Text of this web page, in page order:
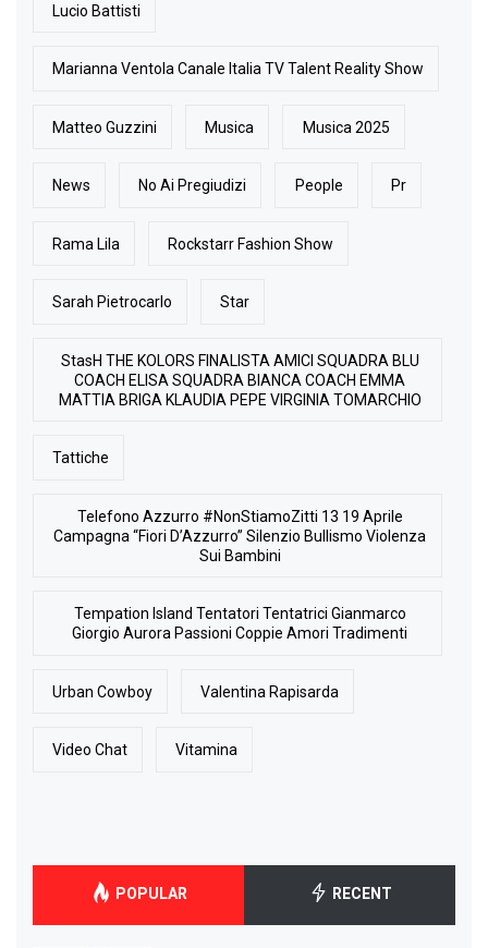
Lucio Battisti
Marianna Ventola Canale Italia TV Talent Reality Show
Matteo Guzzini Musica Musica 2025
News No Ai Pregiudizi People Pr
Rama Lila Rockstarr Fashion Show
Sarah Pietrocarlo Star
StasH THE KOLORS FINALISTA AMICI SQUADRA BLU
COACH ELISA SQUADRA BIANCA COACH EMMA
MATTIA BRIGA KLAUDIA PEPE VIRGINIA TOMARCHIO
Tattiche
Telefono Azzurro #NonStiamoZitti 13 19 Aprile
Campagna “Fiori D’Azzurro” Silenzio Bullismo Violenza
Sui Bambini
Tempation Island Tentatori Tentatrici Gianmarco
Giorgio Aurora Passioni Coppie Amori Tradimenti
Urban Cowboy Valentina Rapisarda
Video Chat Vitamina
POPULAR RECENT